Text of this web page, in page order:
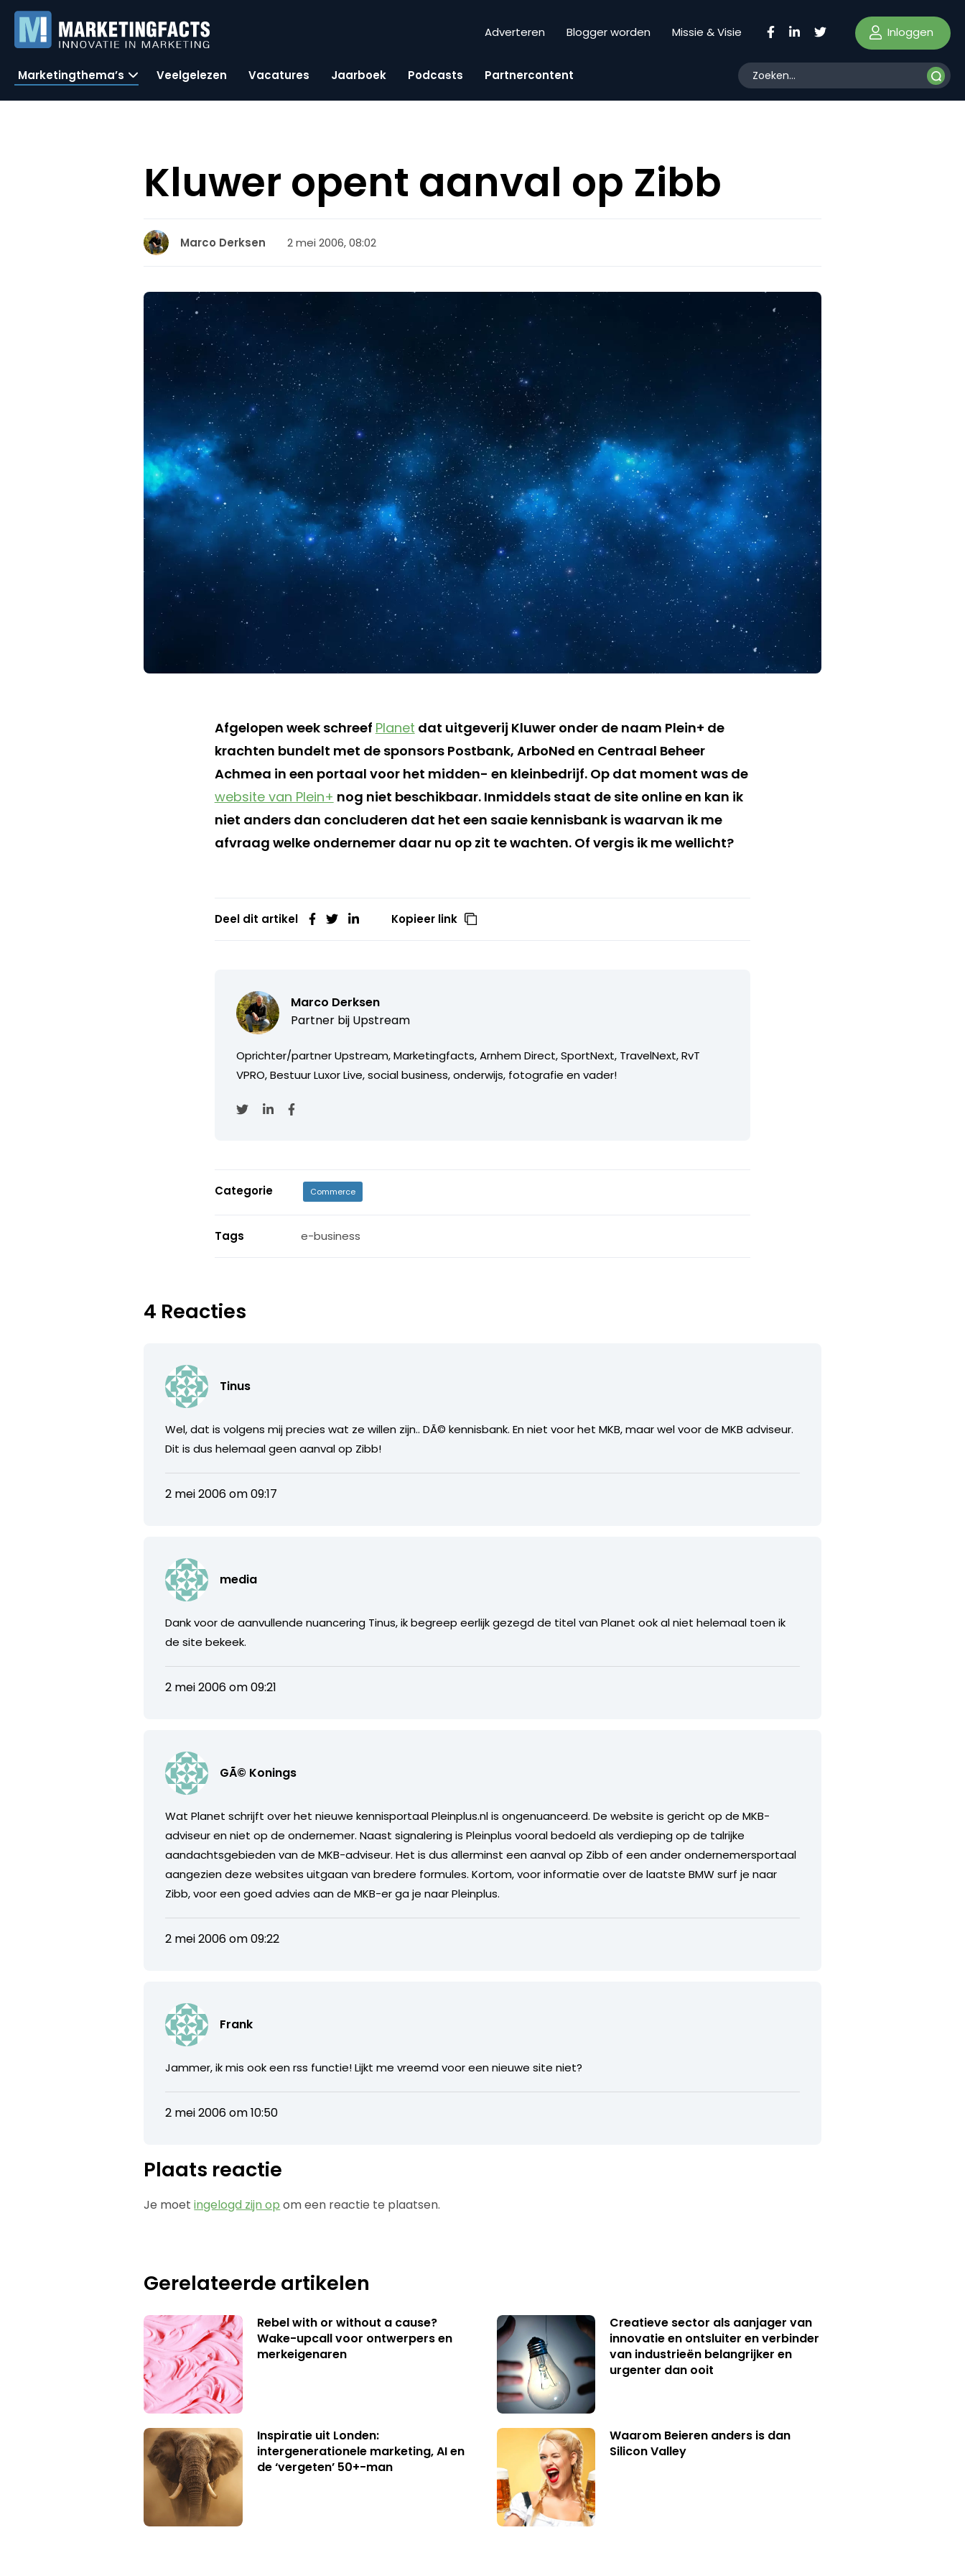
Adverteren Blogger worden Missie & Visie Inloggen
Marketingthema’s Veelgelezen Vacatures Jaarboek Podcasts Partnercontent
Kluwer opent aanval op Zibb
Marco Derksen 2 mei 2006, 08:02
Afgelopen week schreef Planet dat uitgeverij Kluwer onder de naam Plein+ de
krachten bundelt met de sponsors Postbank, ArboNed en Centraal Beheer
Achmea in een portaal voor het midden- en kleinbedrijf. Op dat moment was de
website van Plein+ nog niet beschikbaar. Inmiddels staat de site online en kan ik
niet anders dan concluderen dat het een saaie kennisbank is waarvan ik me
afvraag welke ondernemer daar nu op zit te wachten. Of vergis ik me wellicht?
Deel dit artikel Kopieer link
Marco Derksen
Partner bij Upstream
Oprichter/partner Upstream, Marketingfacts, Arnhem Direct, SportNext, TravelNext, RvT
VPRO, Bestuur Luxor Live, social business, onderwijs, fotografie en vader!
Categorie Commerce
Tags e-business
4 Reacties
Tinus
Wel, dat is volgens mij precies wat ze willen zijn.. DÃ© kennisbank. En niet voor het MKB, maar wel voor de MKB adviseur.
Dit is dus helemaal geen aanval op Zibb!
2 mei 2006 om 09:17
media
Dank voor de aanvullende nuancering Tinus, ik begreep eerlijk gezegd de titel van Planet ook al niet helemaal toen ik
de site bekeek.
2 mei 2006 om 09:21
GÃ© Konings
Wat Planet schrijft over het nieuwe kennisportaal Pleinplus.nl is ongenuanceerd. De website is gericht op de MKB-
adviseur en niet op de ondernemer. Naast signalering is Pleinplus vooral bedoeld als verdieping op de talrijke
aandachtsgebieden van de MKB-adviseur. Het is dus allerminst een aanval op Zibb of een ander ondernemersportaal
aangezien deze websites uitgaan van bredere formules. Kortom, voor informatie over de laatste BMW surf je naar
Zibb, voor een goed advies aan de MKB-er ga je naar Pleinplus.
2 mei 2006 om 09:22
Frank
Jammer, ik mis ook een rss functie! Lijkt me vreemd voor een nieuwe site niet?
2 mei 2006 om 10:50
Plaats reactie
Je moetingelogd zijn op om een reactie te plaatsen.
Gerelateerde artikelen
Rebel with or without a cause?
Wake-upcall voor ontwerpers en
merkeigenaren
Creatieve sector als aanjager van
innovatie en ontsluiter en verbinder
van industrieën belangrijker en
urgenter dan ooit
Inspiratie uit Londen:
intergenerationele marketing, AI en
de ‘vergeten’ 50+-man
Waarom Beieren anders is dan
Silicon Valley